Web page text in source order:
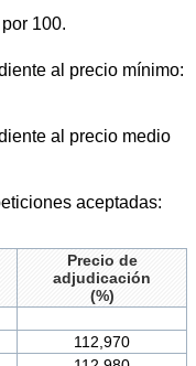
100.
al precio mínimo:
al precio medio
aceptadas:
Precio de
adjudicación
(%)
112,970